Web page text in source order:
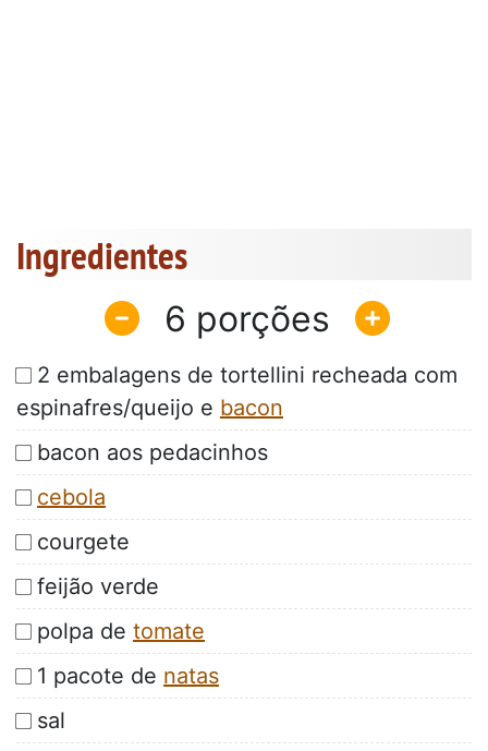
Ingredientes
6
2 embalagens de tortellini recheada com
espinafres/queijo e bacon
bacon aos pedacinhos
cebola
courgete
feijão verde
polpa de tomate
1 pacote de natas
sal